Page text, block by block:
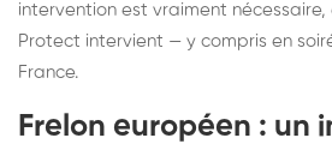
intervention est vraiment
Protect intervient — y compris en
France.
Frelon européen : un